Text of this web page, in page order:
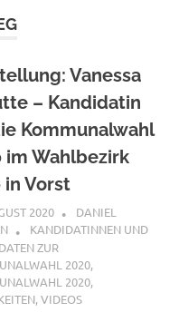
Vanessa
– Kandidatin
Kommunalwahl
im Wahlbezirk
in Vorst
2020
DANIEL
KANDIDATINNEN UND
ZUR
2020,
2020,
,VIDEOS